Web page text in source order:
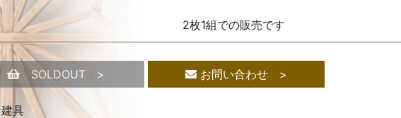
2枚1組での販売です
SOLDOUT > お問い合わせ >
具